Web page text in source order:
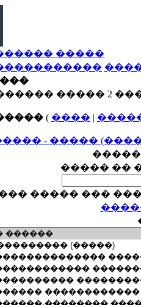
�����
����� 2
( ���� |
- �����
����� ��
����� ���